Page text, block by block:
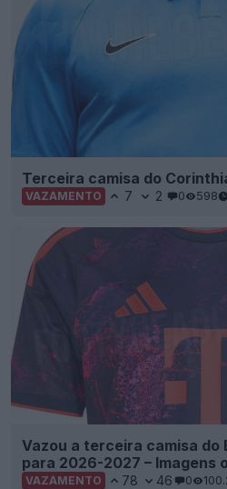
Terceira camisa do
VAZAMENTO 7 2 0 598
Vazou a terceira camisa do
para 2026-2027 – Imagens
VAZAMENTO 78 46 0